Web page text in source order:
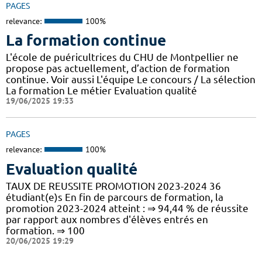
PAGES
relevance: 100%
La formation continue
L'école de puéricultrices du CHU de Montpellier ne
propose pas actuellement, d’action de formation
continue. Voir aussi L'équipe Le concours / La sélection
La formation Le métier Evaluation qualité
19/06/2025 19:33
PAGES
relevance: 100%
Evaluation qualité
TAUX DE REUSSITE PROMOTION 2023-2024 36
étudiant(e)s En fin de parcours de formation, la
promotion 2023-2024 atteint : ⇒ 94,44 % de réussite
par rapport aux nombres d'élèves entrés en
formation. ⇒ 100
20/06/2025 19:29